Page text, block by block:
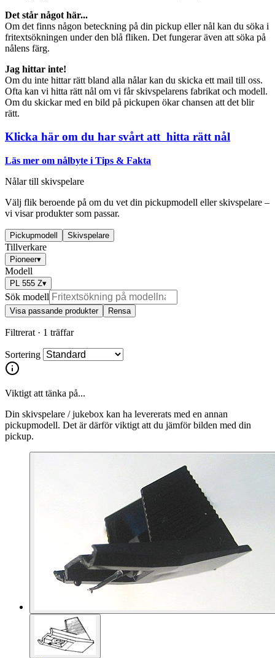
Det står något här...
Om det finns någon beteckning på din pickup eller nål kan du söka i
fritextsökningen under den blå fliken. Det fungerar även att söka på
nålens färg.
Jag hittar inte!
Om du inte hittar rätt bland alla nålar kan du skicka ett mail till oss.
Ofta kan vi hitta rätt nål om vi får skivspelarens fabrikat och modell.
Om du skickar med en bild på pickupen ökar chansen att det blir
rätt.
Klicka här om du har svårt att hitta rätt nål
Läs mer om nålbyte i Tips & Fakta
Nålar till skivspelare
Välj flik beroende på om du vet din pickupmodell eller skivspelare –
vi visar produkter som passar.
Pickupmodell Skivspelare
Tillverkare
Pioneer▾
Modell
PL 555 Z▾
Sök modell
Visa passande produkter Rensa
Filtrerat · 1 träffar
Sortering
Viktigt att tänka på...
Din skivspelare / jukebox kan ha levererats med en annan
pickupmodell. Det är därför viktigt att du jämför bilden med din
pickup.